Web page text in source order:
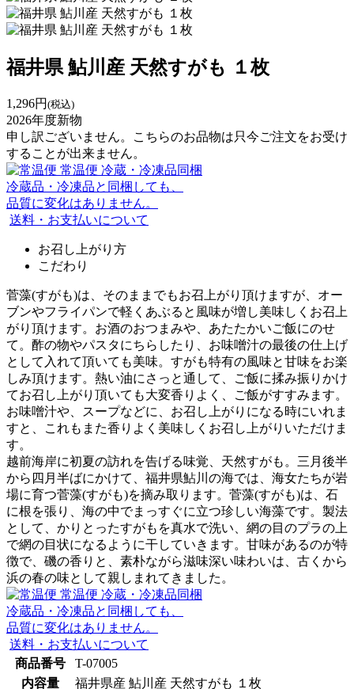
福井県 鮎川産 天然すがも １枚
1,296円 (税込)
2026年度新物
申し訳ございません。こちらのお品物は只今ご注文をお受け
することが出来ません。
常温便 冷蔵・冷凍品同梱
冷蔵品・冷凍品と同梱しても、
品質に変化はありません。
送料・お支払いについて
お召し上がり方
こだわり
菅藻(すがも)は、そのままでもお召上がり頂けますが、オー
ブンやフライパンで軽くあぶると風味が増し美味しくお召上
がり頂けます。お酒のおつまみや、あたたかいご飯にのせ
て。酢の物やパスタにちらしたり、お味噌汁の最後の仕上げ
として入れて頂いても美味。すがも特有の風味と甘味をお楽
しみ頂けます。熱い油にさっと通して、ご飯に揉み振りかけ
てお召し上がり頂いても大変香りよく、ご飯がすすみます。
お味噌汁や、スープなどに、お召し上がりになる時にいれま
すと、これもまた香りよく美味しくお召し上がりいただけま
す。
越前海岸に初夏の訪れを告げる味覚、天然すがも。三月後半
から四月半ばにかけて、福井県鮎川の海では、海女たちが岩
場に育つ菅藻(すがも)を摘み取ります。菅藻(すがも)は、石
に根を張り、海の中でまっすぐに立つ珍しい海藻です。製法
として、かりとったすがもを真水で洗い、網の目のプラの上
で網の目状になるように干していきます。甘味があるのが特
徴で、磯の香りと、素朴ながら滋味深い味わいは、古くから
浜の春の味として親しまれてきました。
常温便 冷蔵・冷凍品同梱
冷蔵品・冷凍品と同梱しても、
品質に変化はありません。
送料・お支払いについて
商品番号
T-07005
内容量
福井県産 鮎川産 天然すがも １枚